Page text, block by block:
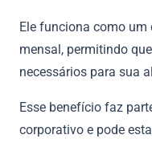
Ele funciona como um
mensal, permitindo
necessários para sua
Esse benefício faz
corporativo e pode